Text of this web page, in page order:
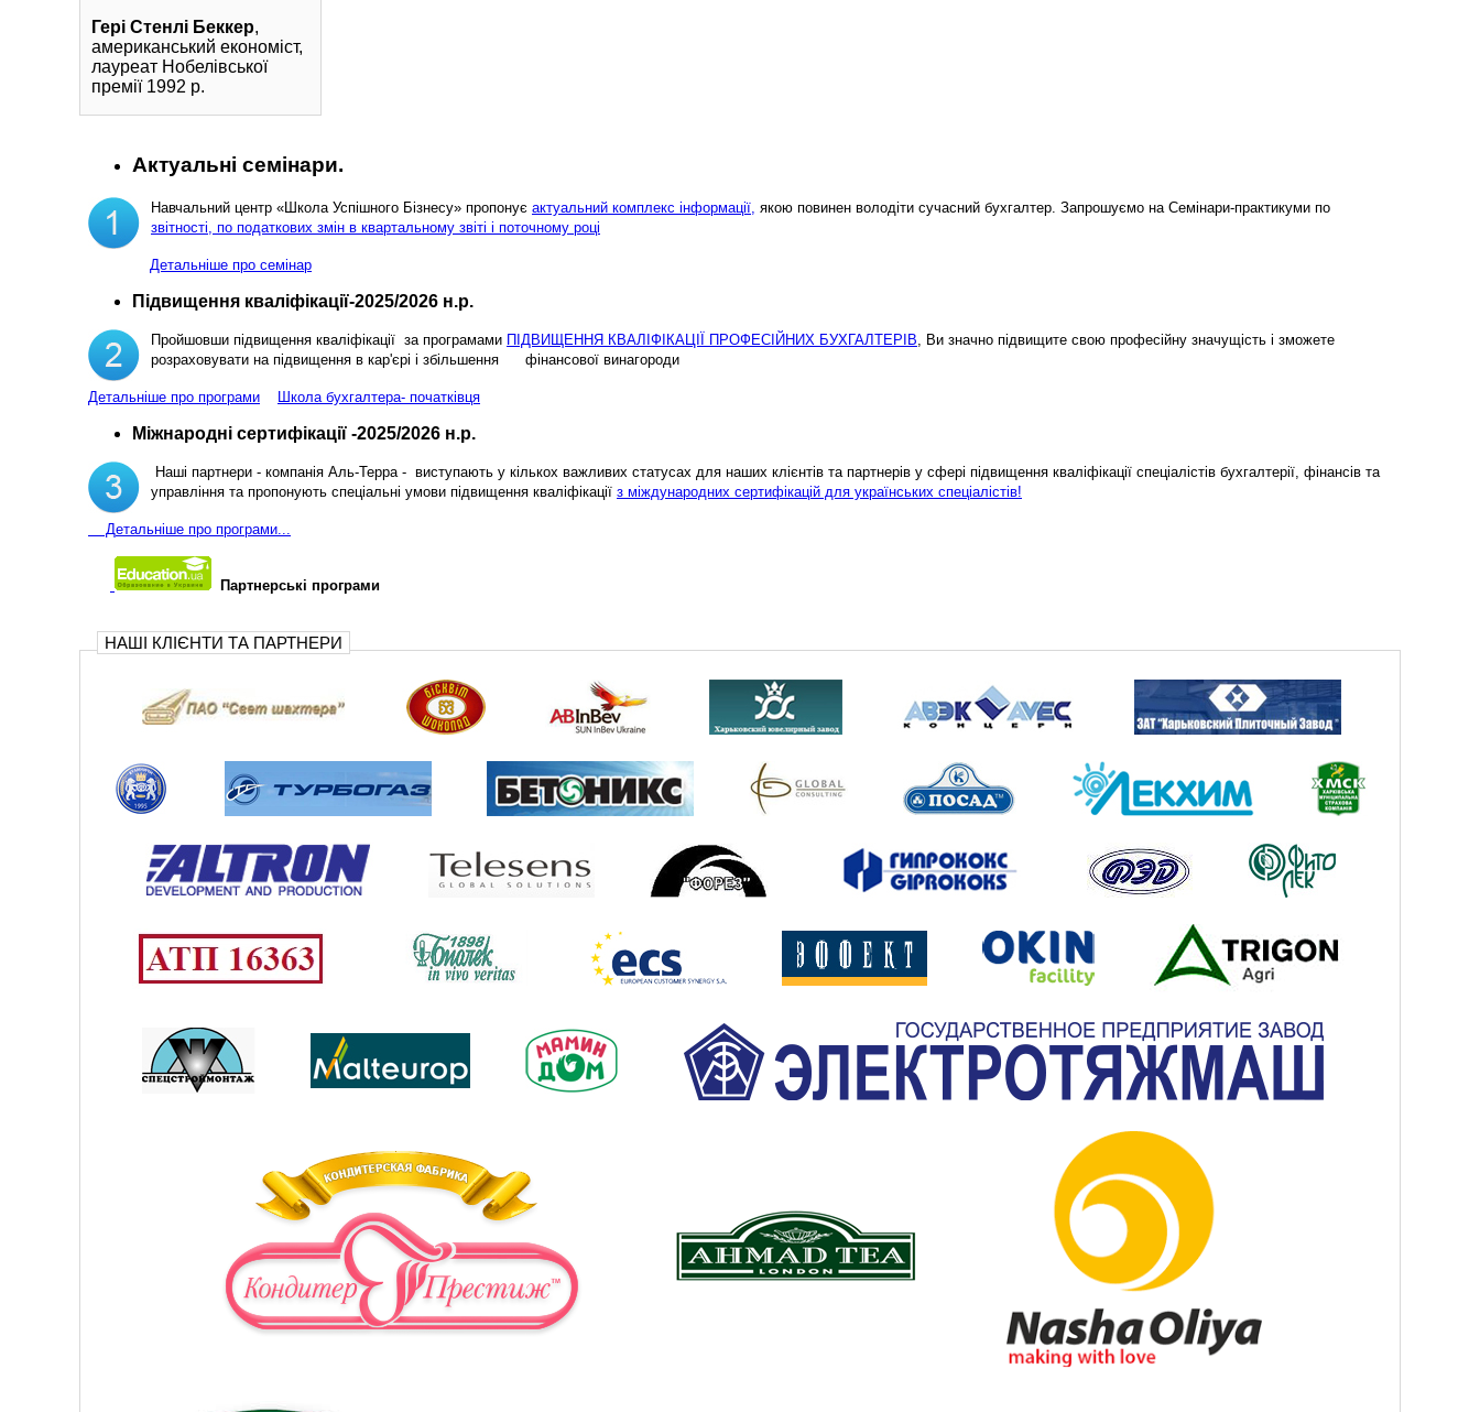
Гері Стенлі Беккер,
американський економіст,
лауреат Нобелівської
премії 1992 р.
Актуальні семінари.
Навчальний центр «Школа Успішного Бізнесу» пропонує актуальний комплекс інформації, якою повинен володіти сучасний бухгалтер. Запрошуємо на Семінари-практикуми по
звітності, по податкових змін в квартальному звіті і поточному році
Детальніше про семінар
Підвищення кваліфікації-2025/2026 н.р.
Пройшовши підвищення кваліфікації за програмами ПІДВИЩЕННЯ КВАЛІФІКАЦІЇ ПРОФЕСІЙНИХ БУХГАЛТЕРІВ, Ви значно підвищите свою професійну значущість і зможете
розраховувати на підвищення в кар'єрі і збільшення фінансової винагороди
Детальніше про програми Школа бухгалтера- початківця
Міжнародні сертифікації -2025/2026 н.р.
Наші партнери - компанія Аль-Терра - виступають у кількох важливих статусах для наших клієнтів та партнерів у сфері підвищення кваліфікації спеціалістів бухгалтерії, фінансів та
управління та пропонують спеціальні умови підвищення кваліфікації з міждународних сертифікацій для українських спеціалістів!
Детальніше про програми...
Партнерські програми
НАШІ КЛІЄНТИ ТА ПАРТНЕРИ